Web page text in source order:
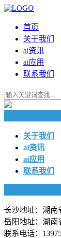
首页
关于我们
ai资讯
ai应用
联系我们
关于我们
ai资讯
ai应用
联系我们
长沙地址：湖南
岳阳地址：湖南
联系电话：